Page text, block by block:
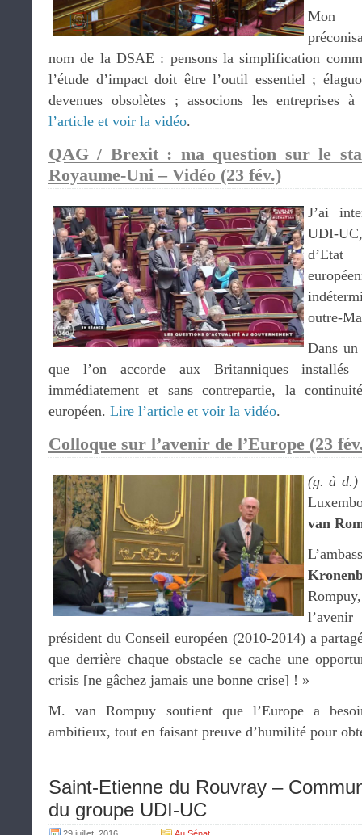
Mon
nom de la DSAE : pensons la simplification
l’étude d’impact doit être l’outil essentiel ;
devenues obsolètes ; associons les entreprises
l’article et voir la vidéo.
QAG / Brexit : ma question sur le
Royaume-Uni – Vidéo (23 fév.)
J’ai
UDI-
outre-
Dans
que l’on accorde aux Britanniques installés
immédiatement et sans contrepartie, la
européen. Lire l’article et voir la vidéo.
Colloque sur l’avenir de l’Europe (23
(g. à d.)
van
président du Conseil européen (2010-2014) a
que derrière chaque obstacle se cache une
crisis [ne gâchez jamais une bonne crise] ! »
M. van Rompuy soutient que l’Europe a
ambitieux, tout en faisant preuve d’humilité pour
Saint-Etienne du Rouvray –
du groupe UDI-UC